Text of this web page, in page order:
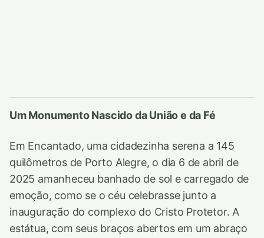
Um Monumento Nascido da União e da Fé
Em Encantado, uma cidadezinha serena a 145
quilômetros de Porto Alegre, o dia 6 de abril de
2025 amanheceu banhado de sol e carregado de
emoção, como se o céu celebrasse junto a
inauguração do complexo do Cristo Protetor. A
estátua, com seus braços abertos em um abraço